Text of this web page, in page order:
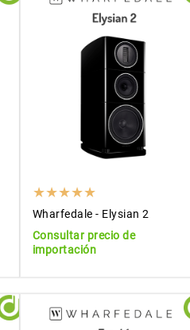
Wharfedale - Elysian 2
Consultar precio de
importación